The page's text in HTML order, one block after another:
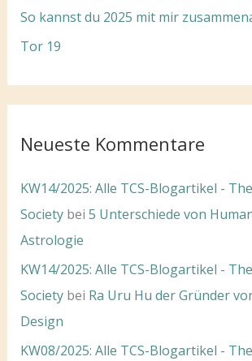
So kannst du 2025 mit mir
Tor 19
Neueste Kommentare
KW14/2025: Alle TCS-Blogartikel -
Societybei 5 Unterschiede von
Astrologie
KW14/2025: Alle TCS-Blogartikel -
Societybei Ra Uru Hu der Gründer
Design
KW08/2025: Alle TCS-Blogartikel -